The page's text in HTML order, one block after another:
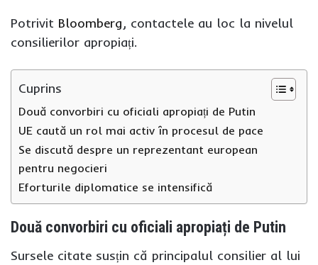
Potrivit Bloomberg, contactele au loc la nivelul
consilierilor apropiați.
Cuprins
Două convorbiri cu oficiali apropiați de Putin
UE caută un rol mai activ în procesul de pace
Se discută despre un reprezentant european
pentru negocieri
Eforturile diplomatice se intensifică
Două convorbiri cu oficiali apropiați de Putin
Sursele citate susțin că principalul consilier al lui